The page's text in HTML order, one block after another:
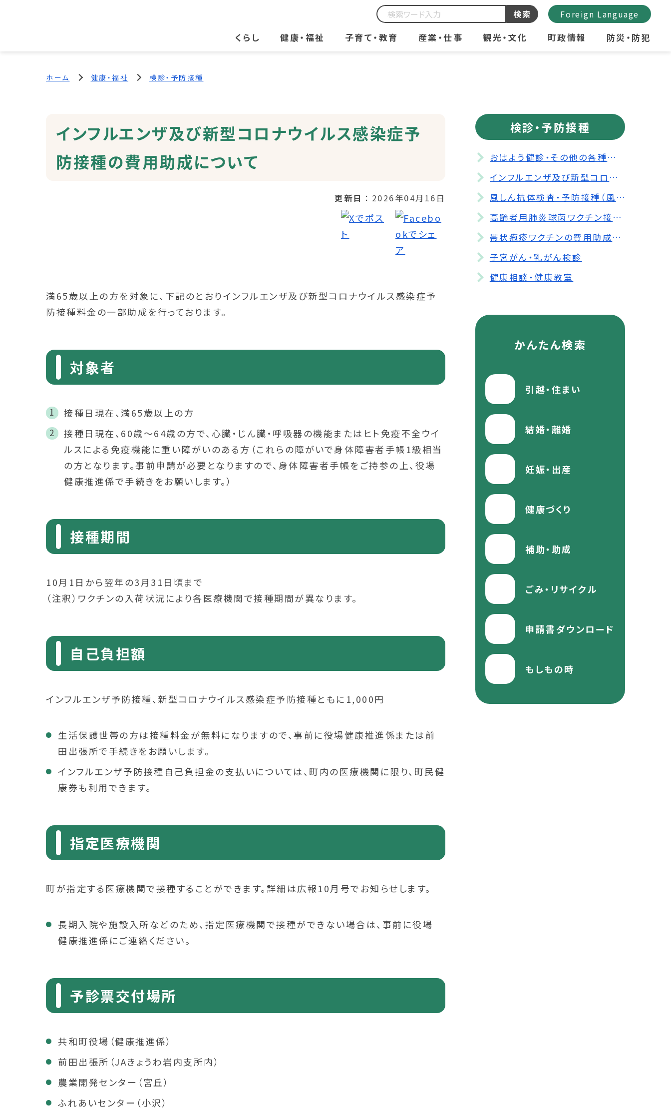
くらし 健康・福祉 子育て・教育 産業・仕事 観光・文化 町政情報 防災・防犯
検索 Foreign Language
ホーム 健康・福祉 検診・予防接種
インフルエンザ及び新型コロナウイルス感染症予
防接種の費用助成について
更新日 2026年04月16日
満65歳以上の方を対象に、下記のとおりインフルエンザ及び新型コロナウイルス感染症予
防接種料金の一部助成を行っております。
対象者
接種日現在、満65歳以上の方
接種日現在、60歳～64歳の方で、心臓・じん臓・呼吸器の機能またはヒト免疫不全ウイ
ルスによる免疫機能に重い障がいのある方（これらの障がいで身体障害者手帳1級相当
の方となります。事前申請が必要となりますので、身体障害者手帳をご持参の上、役場
健康推進係で手続きをお願いします。）
接種期間
10月1日から翌年の3月31日頃まで
（注釈）ワクチンの入荷状況により各医療機関で接種期間が異なります。
自己負担額
インフルエンザ予防接種、新型コロナウイルス感染症予防接種ともに1,000円
生活保護世帯の方は接種料金が無料になりますので、事前に役場健康推進係または前
田出張所で手続きをお願いします。
インフルエンザ予防接種自己負担金の支払いについては、町内の医療機関に限り、町民健
康券も利用できます。
指定医療機関
町が指定する医療機関で接種することができます。詳細は広報10月号でお知らせします。
長期入院や施設入所などのため、指定医療機関で接種ができない場合は、事前に役場
健康推進係にご連絡ください。
予診票交付場所
共和町役場（健康推進係）
前田出張所（JAきょうわ岩内支所内）
農業開発センター（宮丘）
ふれあいセンター（小沢）
検診・予防接種
おはよう健診・その他の各種検診
インフルエンザ及び新型コロナウイルス感染症予防接種の費用助成について
風しん抗体検査・予防接種（風しんの追加的対策）
高齢者用肺炎球菌ワクチン接種費用助成について
帯状疱疹ワクチンの費用助成について
子宮がん・乳がん検診
健康相談・健康教室
かんたん検索
引越・住まい
結婚・離婚
妊娠・出産
健康づくり
補助・助成
ごみ・リサイクル
申請書ダウンロード
もしもの時